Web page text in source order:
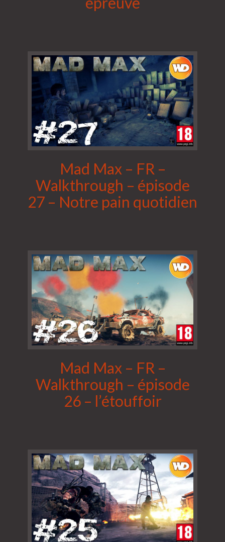
Mad Max – FR –
Walkthrough – épisode
27 – Notre pain quotidien
Mad Max – FR –
Walkthrough – épisode
26 – l’étouffoir